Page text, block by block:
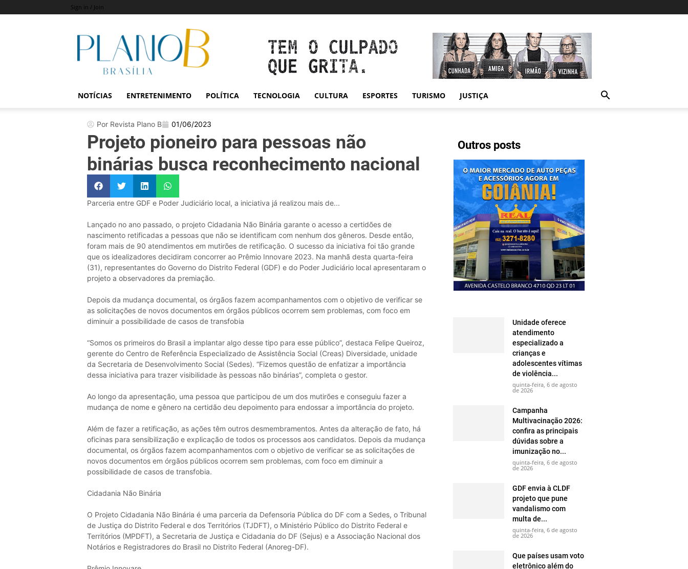
Sign in / Join
Revista
Plano
NOTÍCIAS ENTRETENIMENTO POLÍTICA TECNOLOGIA CULTURA ESPORTES TURISMO JUSTIÇA
Outros posts
Unidade oferece
atendimento
especializado a
crianças e
adolescentes vítimas
de violência...
quinta-feira, 6 de agosto
de 2026
Campanha
Multivacinação 2026:
confira as principais
dúvidas sobre a
imunização no...
quinta-feira, 6 de agosto
de 2026
GDF envia à CLDF
projeto que pune
vandalismo com
multa de...
quinta-feira, 6 de agosto
de 2026
Que países usam voto
eletrônico além do
Por Revista Plano B 01/06/2023
Projeto pioneiro para pessoas não
binárias busca reconhecimento nacional
Parceria entre GDF e Poder Judiciário local, a iniciativa já realizou mais de...
Lançado no ano passado, o projeto Cidadania Não Binária garante o acesso a certidões de
nascimento retificadas a pessoas que não se identificam com nenhum dos gêneros. Desde então,
foram mais de 90 atendimentos em mutirões de retificação. O sucesso da iniciativa foi tão grande
que os idealizadores decidiram concorrer ao Prêmio Innovare 2023. Na manhã desta quarta-feira
(31), representantes do Governo do Distrito Federal (GDF) e do Poder Judiciário local apresentaram o
projeto a observadores da premiação.
Depois da mudança documental, os órgãos fazem acompanhamentos com o objetivo de verificar se
as solicitações de novos documentos em órgãos públicos ocorrem sem problemas, com foco em
diminuir a possibilidade de casos de transfobia
“Somos os primeiros do Brasil a implantar algo desse tipo para esse público”, destaca Felipe Queiroz,
gerente do Centro de Referência Especializado de Assistência Social (Creas) Diversidade, unidade
da Secretaria de Desenvolvimento Social (Sedes). “Fizemos questão de enfatizar a importância
dessa iniciativa para trazer visibilidade às pessoas não binárias”, completa o gestor.
Ao longo da apresentação, uma pessoa que participou de um dos mutirões e conseguiu fazer a
mudança de nome e gênero na certidão deu depoimento para endossar a importância do projeto.
Além de fazer a retificação, as ações têm outros desmembramentos. Antes da alteração de fato, há
oficinas para sensibilização e explicação de todos os processos aos candidatos. Depois da mudança
documental, os órgãos fazem acompanhamentos com o objetivo de verificar se as solicitações de
novos documentos em órgãos públicos ocorrem sem problemas, com foco em diminuir a
possibilidade de casos de transfobia.
Cidadania Não Binária
O Projeto Cidadania Não Binária é uma parceria da Defensoria Pública do DF com a Sedes, o Tribunal
de Justiça do Distrito Federal e dos Territórios (TJDFT), o Ministério Público do Distrito Federal e
Territórios (MPDFT), a Secretaria de Justiça e Cidadania do DF (Sejus) e a Associação Nacional dos
Notários e Registradores do Brasil no Distrito Federal (Anoreg-DF).